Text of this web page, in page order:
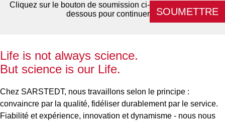
Cliquez sur le bouton de soumission ci-
dessous pour continuer
SOUMETTRE
Life is not always science.
But science is our Life.
Chez SARSTEDT, nous travaillons selon le principe :
convaincre par la qualité, fidéliser durablement par le service.
Fiabilité et expérience, innovation et dynamisme - nous nous